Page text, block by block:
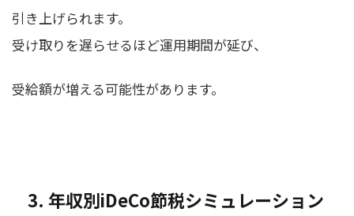
引き上げられます。
受け取りを遅らせるほど運用期間が延び、
受給額が増える可能性があります。
3. 年収別iDeCo節税シミュレーション